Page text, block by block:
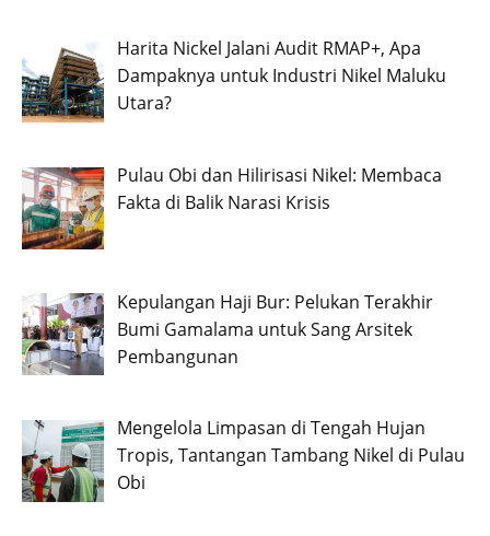
Harita Nickel Jalani Audit RMAP+, Apa
Dampaknya untuk Industri Nikel Maluku
Utara?
Pulau Obi dan Hilirisasi Nikel: Membaca
Fakta di Balik Narasi Krisis
Kepulangan Haji Bur: Pelukan Terakhir
Bumi Gamalama untuk Sang Arsitek
Pembangunan
Mengelola Limpasan di Tengah Hujan
Tropis, Tantangan Tambang Nikel di Pulau
Obi